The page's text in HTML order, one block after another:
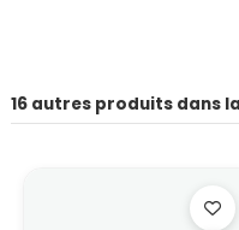
16 autres produits dans